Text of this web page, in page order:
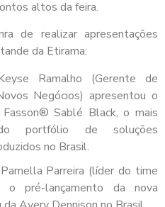
altos da feira.
de realizar apresentações
da Etirama:
Ramalho (Gerente de
Negócios) apresentou o
Sablé Black, o mais
portfólio de soluções
no Brasil.
Parreira (líder do time
o pré-lançamento da nova